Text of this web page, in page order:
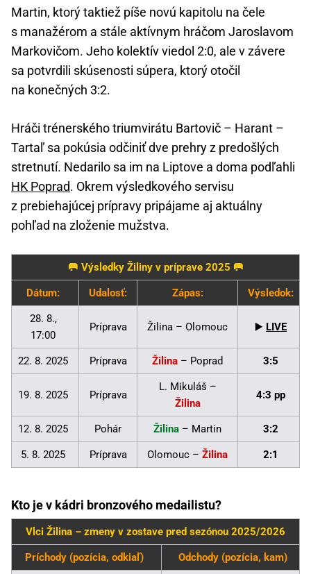
Martin, ktorý taktiež píše novú kapitolu na čele
s manažérom a stále aktívnym hráčom Jaroslavom
Markovičom. Jeho kolektív viedol 2:0, ale v závere
sa potvrdili skúsenosti súpera, ktorý otočil
na konečných 3:2.
Hráči trénerského triumvirátu Bartovič – Harant –
Tartaľ sa pokúsia odčiniť dve prehry z predošlých
stretnutí. Nedarilo sa im na Liptove a doma podľahli
HK Poprad. Okrem výsledkového servisu
z prebiehajúcej prípravy pripájame aj aktuálny
pohľad na zloženie mužstva.
🥅 Výsledky Žiliny v príprave 2025 🥅
Dátum: Udalosť: Zápas: Výsledok:
28. 8.,
17:00
Príprava Žilina – Olomouc ▶️ LIVE
22. 8. 2025 Príprava Žilina – Poprad 3:5
19. 8. 2025 Príprava
L. Mikuláš –
Žilina
4:3 pp
12. 8. 2025 Pohár Žilina – Martin 3:2
5. 8. 2025 Príprava Olomouc – Žilina 2:1
Kto je v kádri bronzového medailistu?
Vlci Žilina – zmeny v zostave pred sezónou 2025/2026
Príchody (pozícia, odkiaľ) Odchody (pozícia, kam)